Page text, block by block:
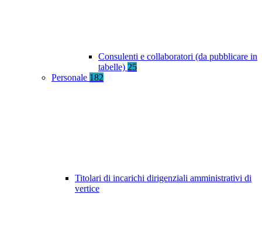
Consulenti e collaboratori (da pubblicare in
tabelle) 25
Personale 182
Titolari di incarichi dirigenziali amministrativi di
vertice